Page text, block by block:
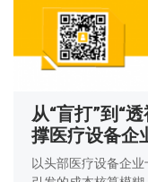
从“盲打”到“
撑医疗设备企
以头部医疗设备企